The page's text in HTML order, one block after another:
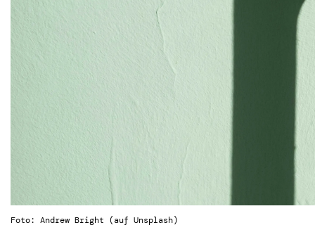
Foto: Andrew Bright (auf Unsplash)